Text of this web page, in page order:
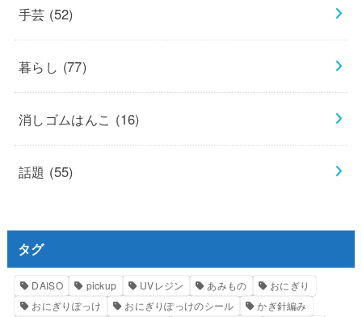
手芸 (52)
暮らし (77)
消しゴムはんこ (16)
話題 (55)
タグ
DAISO pickup UVレジン あみもの
おにぎり
おにぎりぽっけ
おにぎりぽっけのシール
かぎ針編み